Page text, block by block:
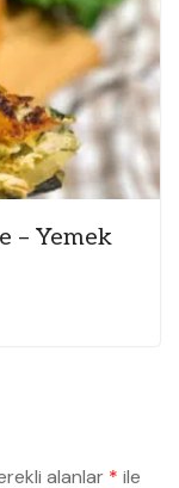
– Yemek
alanlar * ile